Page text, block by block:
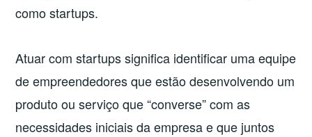
como startups.
Atuar com startups significa identificar uma equipe
de empreendedores que estão desenvolvendo um
produto ou serviço que “converse” com as
necessidades iniciais da empresa e que juntos